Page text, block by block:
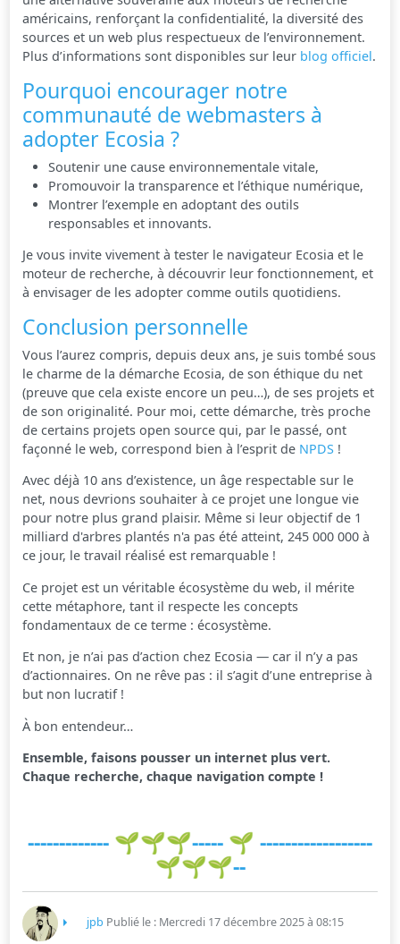
américains, renforçant la confidentialité, la diversité des
sources et un web plus respectueux de l’environnement.
Plus d’informations sont disponibles sur leur blog officiel.
Pourquoi encourager notre
communauté de webmasters à
adopter Ecosia ?
Soutenir une cause environnementale vitale,
Promouvoir la transparence et l’éthique numérique,
Montrer l’exemple en adoptant des outils
responsables et innovants.
Je vous invite vivement à tester le navigateur Ecosia et le
moteur de recherche, à découvrir leur fonctionnement, et
à envisager de les adopter comme outils quotidiens.
Conclusion personnelle
Vous l’aurez compris, depuis deux ans, je suis tombé sous
le charme de la démarche Ecosia, de son éthique du net
(preuve que cela existe encore un peu…), de ses projets et
de son originalité. Pour moi, cette démarche, très proche
de certains projets open source qui, par le passé, ont
façonné le web, correspond bien à l’esprit de NPDS !
Avec déjà 10 ans d’existence, un âge respectable sur le
net, nous devrions souhaiter à ce projet une longue vie
pour notre plus grand plaisir. Même si leur objectif de 1
milliard d'arbres plantés n'a pas été atteint, 245 000 000 à
ce jour, le travail réalisé est remarquable !
Ce projet est un véritable écosystème du web, il mérite
cette métaphore, tant il respecte les concepts
fondamentaux de ce terme : écosystème.
Et non, je n’ai pas d’action chez Ecosia — car il n’y a pas
d’actionnaires. On ne rêve pas : il s’agit d’une entreprise à
but non lucratif !
À bon entendeur…
Ensemble, faisons pousser un internet plus vert.
Chaque recherche, chaque navigation compte !
------------- 🌱🌱🌱----- 🌱 ------------------
🌱🌱🌱--
jpb Publié le : Mercredi 17 décembre 2025 à 08:15